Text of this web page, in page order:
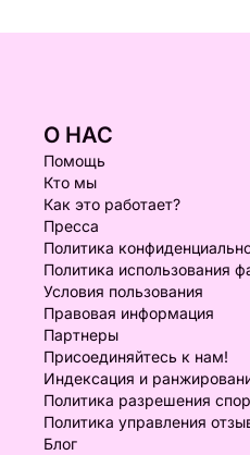
О НАС
Помощь
Кто мы
Как это работает?
Пресса
Политика
Политика использования
Условия пользования
Правовая информация
Партнеры
Присоединяйтесь к нам!
Индексация и
Политика разрешения
Политика управления
Блог